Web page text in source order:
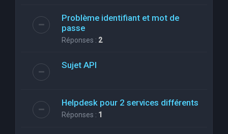
Problème identifiant et mot de
passe
Réponses : 2
Sujet API
Helpdesk pour 2 services différents
Réponses : 1